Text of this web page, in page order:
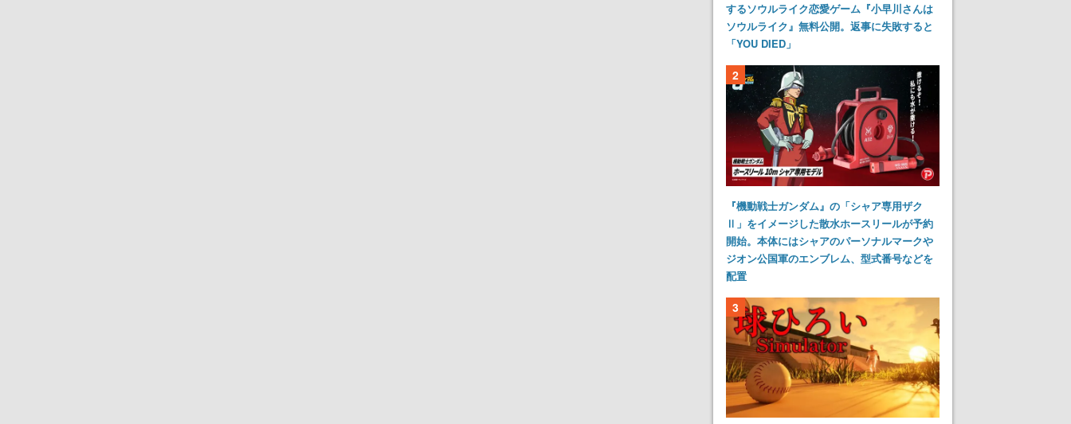
するソウルライク恋愛ゲーム『小早川さんは
ソウルライク』無料公開。返事に失敗すると
「YOU DIED」
2
『機動戦士ガンダム』の「シャア専用ザク
Ⅱ」をイメージした散水ホースリールが予約
開始。本体にはシャアのパーソナルマークや
ジオン公国軍のエンブレム、型式番号などを
配置
3